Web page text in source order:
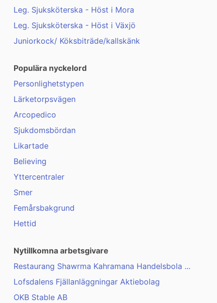
Leg. Sjuksköterska - Höst i Mora
Leg. Sjuksköterska - Höst i Växjö
Juniorkock/ Köksbiträde/kallskänk
Populära nyckelord
Personlighetstypen
Lärketorpsvägen
Arcopedico
Sjukdomsbördan
Likartade
Believing
Yttercentraler
Smer
Femårsbakgrund
Hettid
Nytillkomna arbetsgivare
Restaurang Shawrma Kahramana Handelsbola ...
Lofsdalens Fjällanläggningar Aktiebolag
OKB Stable AB